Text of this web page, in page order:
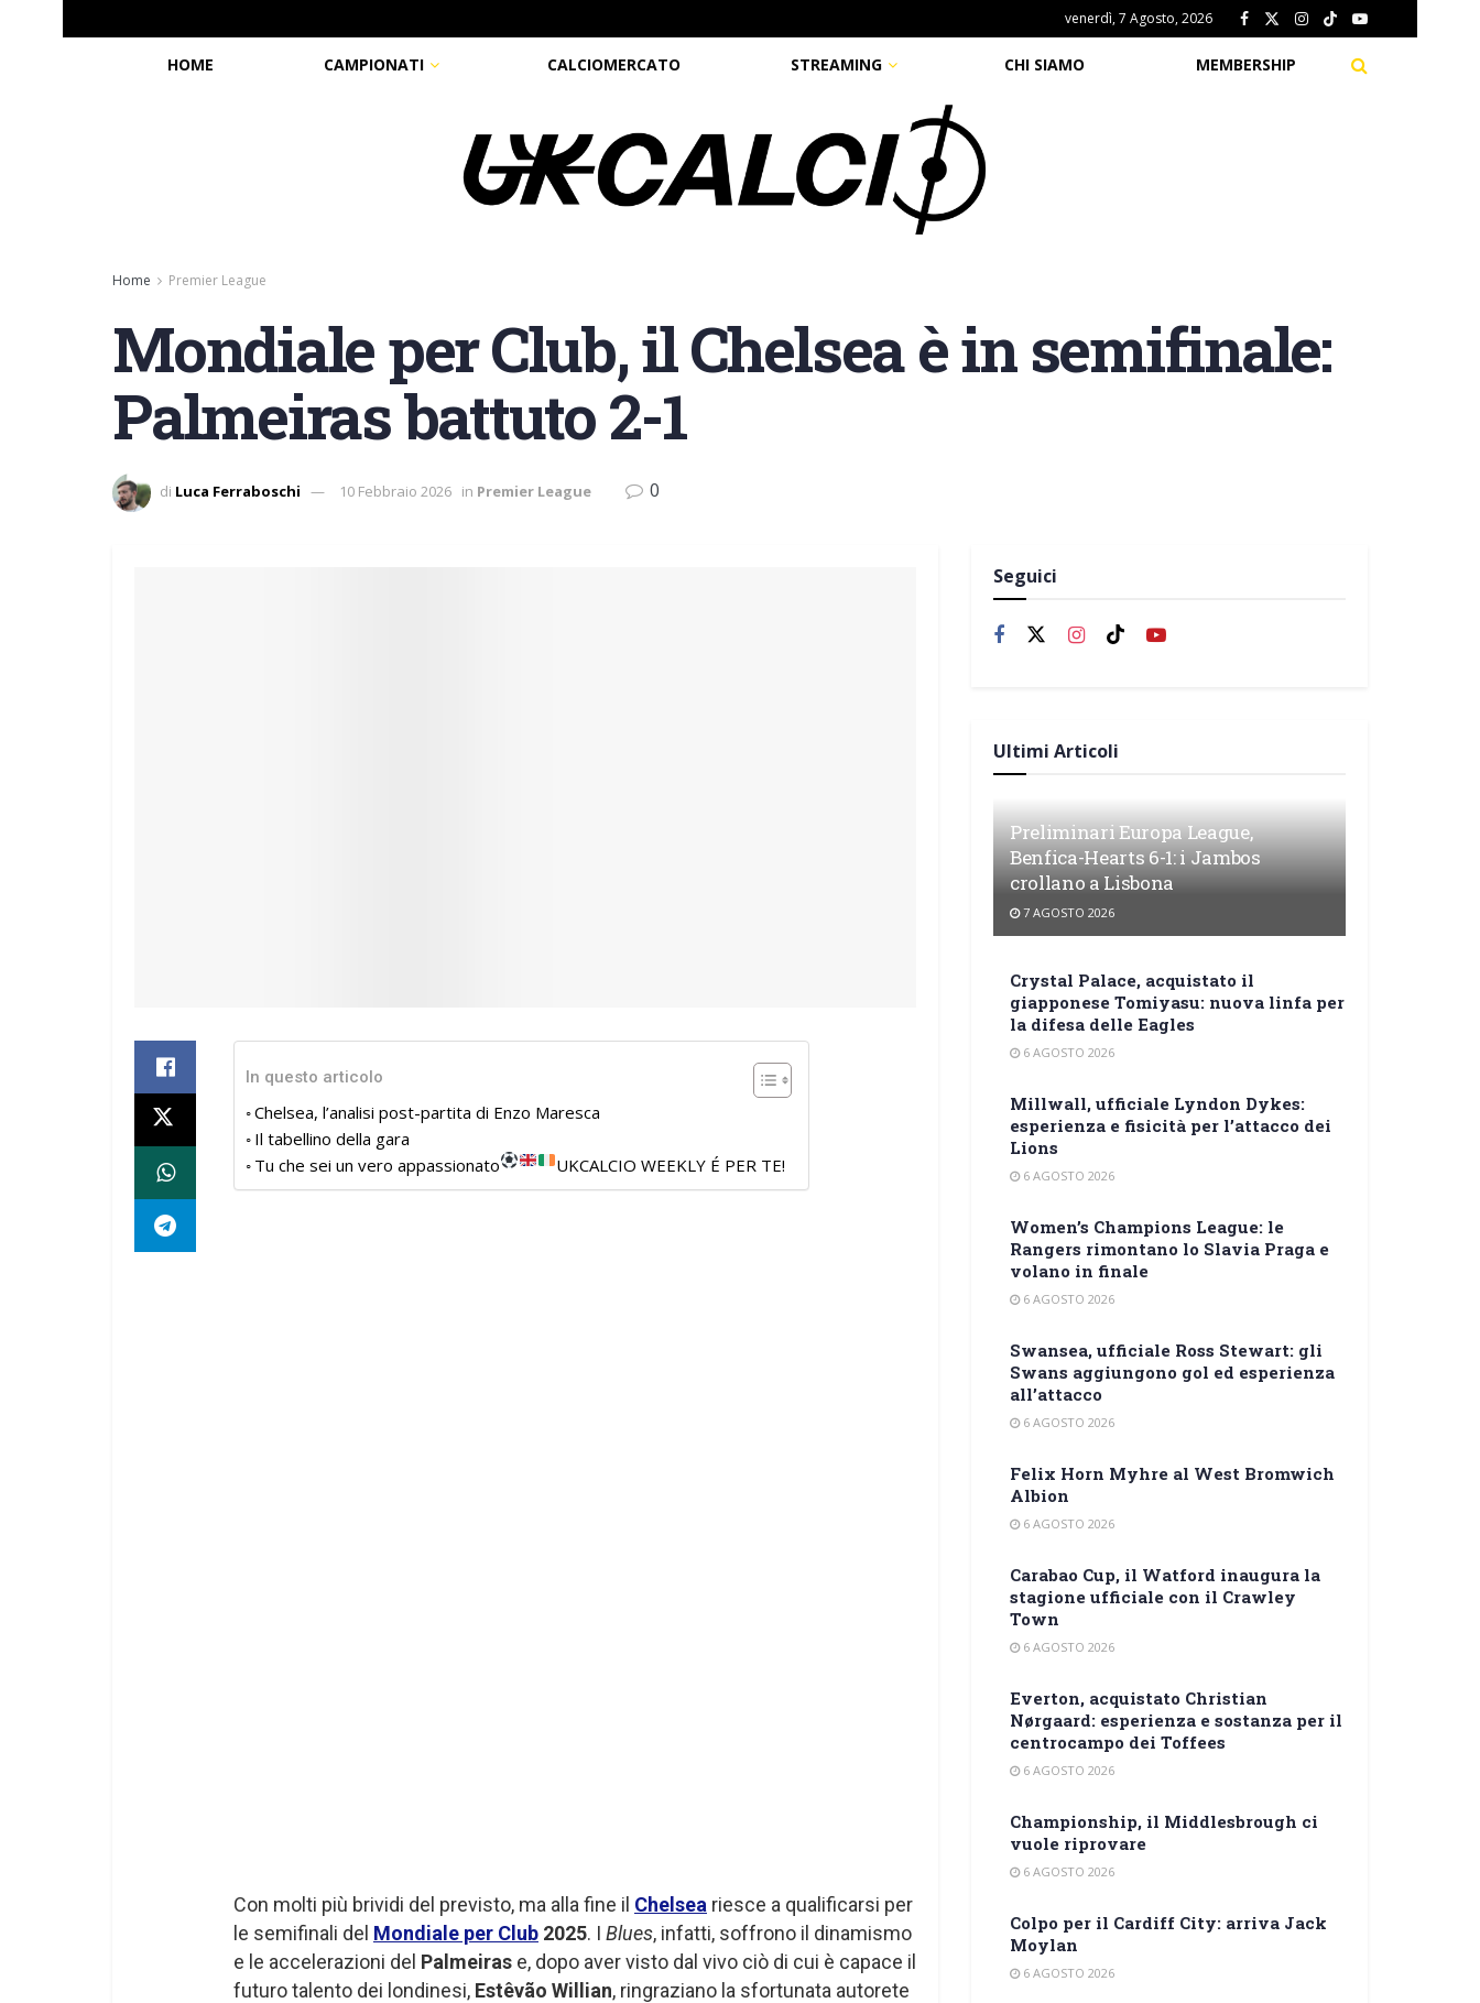
venerdì, 7 Agosto, 2026
HOME CAMPIONATI CALCIOMERCATO STREAMING CHI SIAMO MEMBERSHIP
Home Premier League
Mondiale per Club, il Chelsea è in semifinale:
Palmeiras battuto 2-1
di Luca Ferraboschi 10 Febbraio 2026 in Premier League 0
In questo articolo
Chelsea, l’analisi post-partita di Enzo Maresca
Il tabellino della gara
Tu che sei un vero appassionato
UKCALCIO WEEKLY É PER TE!
Con molti più brividi del previsto, ma alla fine il Chelsea riesce a qualificarsi per
le semifinali del Mondiale per Club 2025. I Blues, infatti, soffrono il dinamismo
e le accelerazioni del Palmeiras e, dopo aver visto dal vivo ciò di cui è capace il
futuro talento dei londinesi, Estêvão Willian, ringraziano la sfortunata autorete
Seguici
Ultimi Articoli
Preliminari Europa League,
Benfica-Hearts 6-1: i Jambos
crollano a Lisbona
7 AGOSTO 2026
Crystal Palace, acquistato il
giapponese Tomiyasu: nuova linfa per
la difesa delle Eagles
6 AGOSTO 2026
Millwall, ufficiale Lyndon Dykes:
esperienza e fisicità per l’attacco dei
Lions
6 AGOSTO 2026
Women’s Champions League: le
Rangers rimontano lo Slavia Praga e
volano in finale
6 AGOSTO 2026
Swansea, ufficiale Ross Stewart: gli
Swans aggiungono gol ed esperienza
all’attacco
6 AGOSTO 2026
Felix Horn Myhre al West Bromwich
Albion
6 AGOSTO 2026
Carabao Cup, il Watford inaugura la
stagione ufficiale con il Crawley
Town
6 AGOSTO 2026
Everton, acquistato Christian
Nørgaard: esperienza e sostanza per il
centrocampo dei Toffees
6 AGOSTO 2026
Championship, il Middlesbrough ci
vuole riprovare
6 AGOSTO 2026
Colpo per il Cardiff City: arriva Jack
Moylan
6 AGOSTO 2026